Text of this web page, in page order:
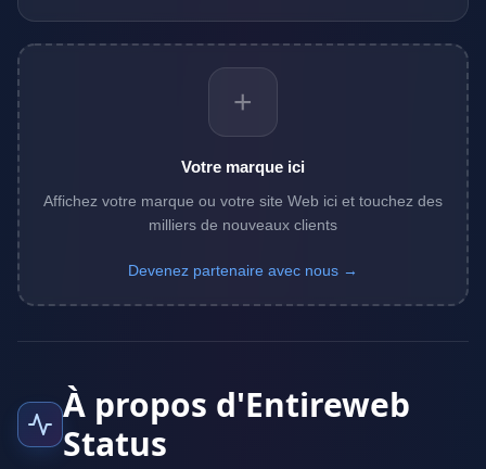
+
Votre marque ici
Affichez votre marque ou votre site Web ici et touchez des
milliers de nouveaux clients
Devenez partenaire avec nous →
À propos d'Entireweb
Status